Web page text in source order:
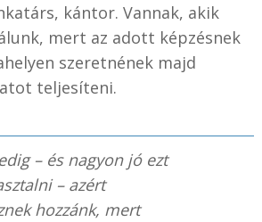
kántor. Vannak, akik
mert az adott képzésnek
szeretnének majd
teljesíteni.
– és nagyon jó ezt
– azért
hozzánk, mert